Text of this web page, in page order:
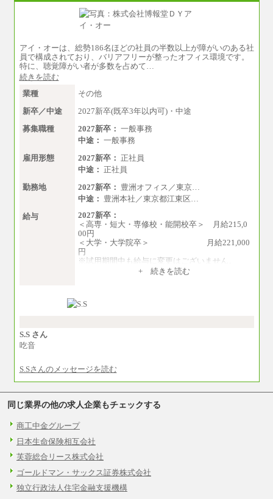
※試用期間中も給与に変更はございません。
アイ・オーは、総勢186名ほどの社員の半数以上が障がいのある社
員で構成されており、バリアフリーが整ったオフィス環境です。
特に、聴覚障がい者が多数を占めて…
続きを読む
業種
その他
新卒／中途
2027新卒(既卒3年以内可)・中途
募集職種
2027新卒： 一般事務
中途： 一般事務
雇用形態
2027新卒： 正社員
中途： 正社員
勤務地
2027新卒： 豊洲オフィス／東京…
中途： 豊洲本社／東京都江東区…
給与
2027新卒：
＜高専・短大・専修校・能開校卒＞ 月給215,0
00円
＜大学・大学院卒＞ 月給221,000
円
※試用期間中も給与に変更はございません。
+ 続きを読む
S.S さん
吃音
S.Sさんのメッセージを読む
同じ業界の他の求人企業もチェックする
商工中金グループ
日本生命保険相互会社
芙蓉総合リース株式会社
ゴールドマン・サックス証券株式会社
独立行政法人住宅金融支援機構